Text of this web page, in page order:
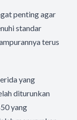
penting agar
standar
terus
yang
diturunkan
yang